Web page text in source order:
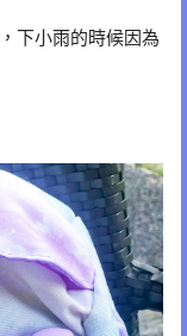
，下小雨的時候因為